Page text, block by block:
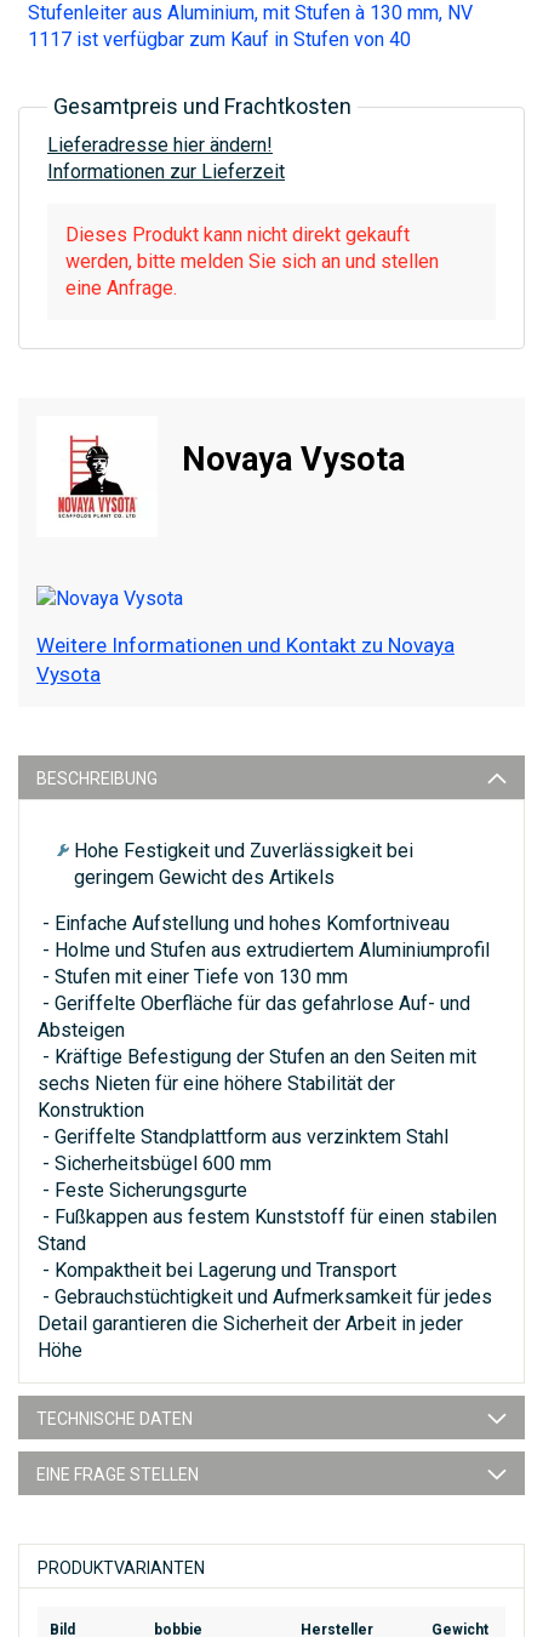
Stufenleiter aus Aluminium, mit Stufen à 130 mm, NV
1117 ist verfügbar zum Kauf in Stufen von 40
Gesamtpreis und Frachtkosten
Lieferadresse hier ändern!
Informationen zur Lieferzeit
Dieses Produkt kann nicht direkt gekauft
werden, bitte melden Sie sich an und stellen
eine Anfrage.
Novaya Vysota
Weitere Informationen und Kontakt zu Novaya
Vysota
BESCHREIBUNG
Hohe Festigkeit und Zuverlässigkeit bei
geringem Gewicht des Artikels
- Einfache Aufstellung und hohes Komfortniveau
- Holme und Stufen aus extrudiertem Aluminiumprofil
- Stufen mit einer Tiefe von 130 mm
- Geriffelte Oberfläche für das gefahrlose Auf- und
Absteigen
- Kräftige Befestigung der Stufen an den Seiten mit
sechs Nieten für eine höhere Stabilität der
Konstruktion
- Geriffelte Standplattform aus verzinktem Stahl
- Sicherheitsbügel 600 mm
- Feste Sicherungsgurte
- Fußkappen aus festem Kunststoff für einen stabilen
Stand
- Kompaktheit bei Lagerung und Transport
- Gebrauchstüchtigkeit und Aufmerksamkeit für jedes
Detail garantieren die Sicherheit der Arbeit in jeder
Höhe
TECHNISCHE DATEN
EINE FRAGE STELLEN
PRODUKTVARIANTEN
Bild bobbie Hersteller Gewicht